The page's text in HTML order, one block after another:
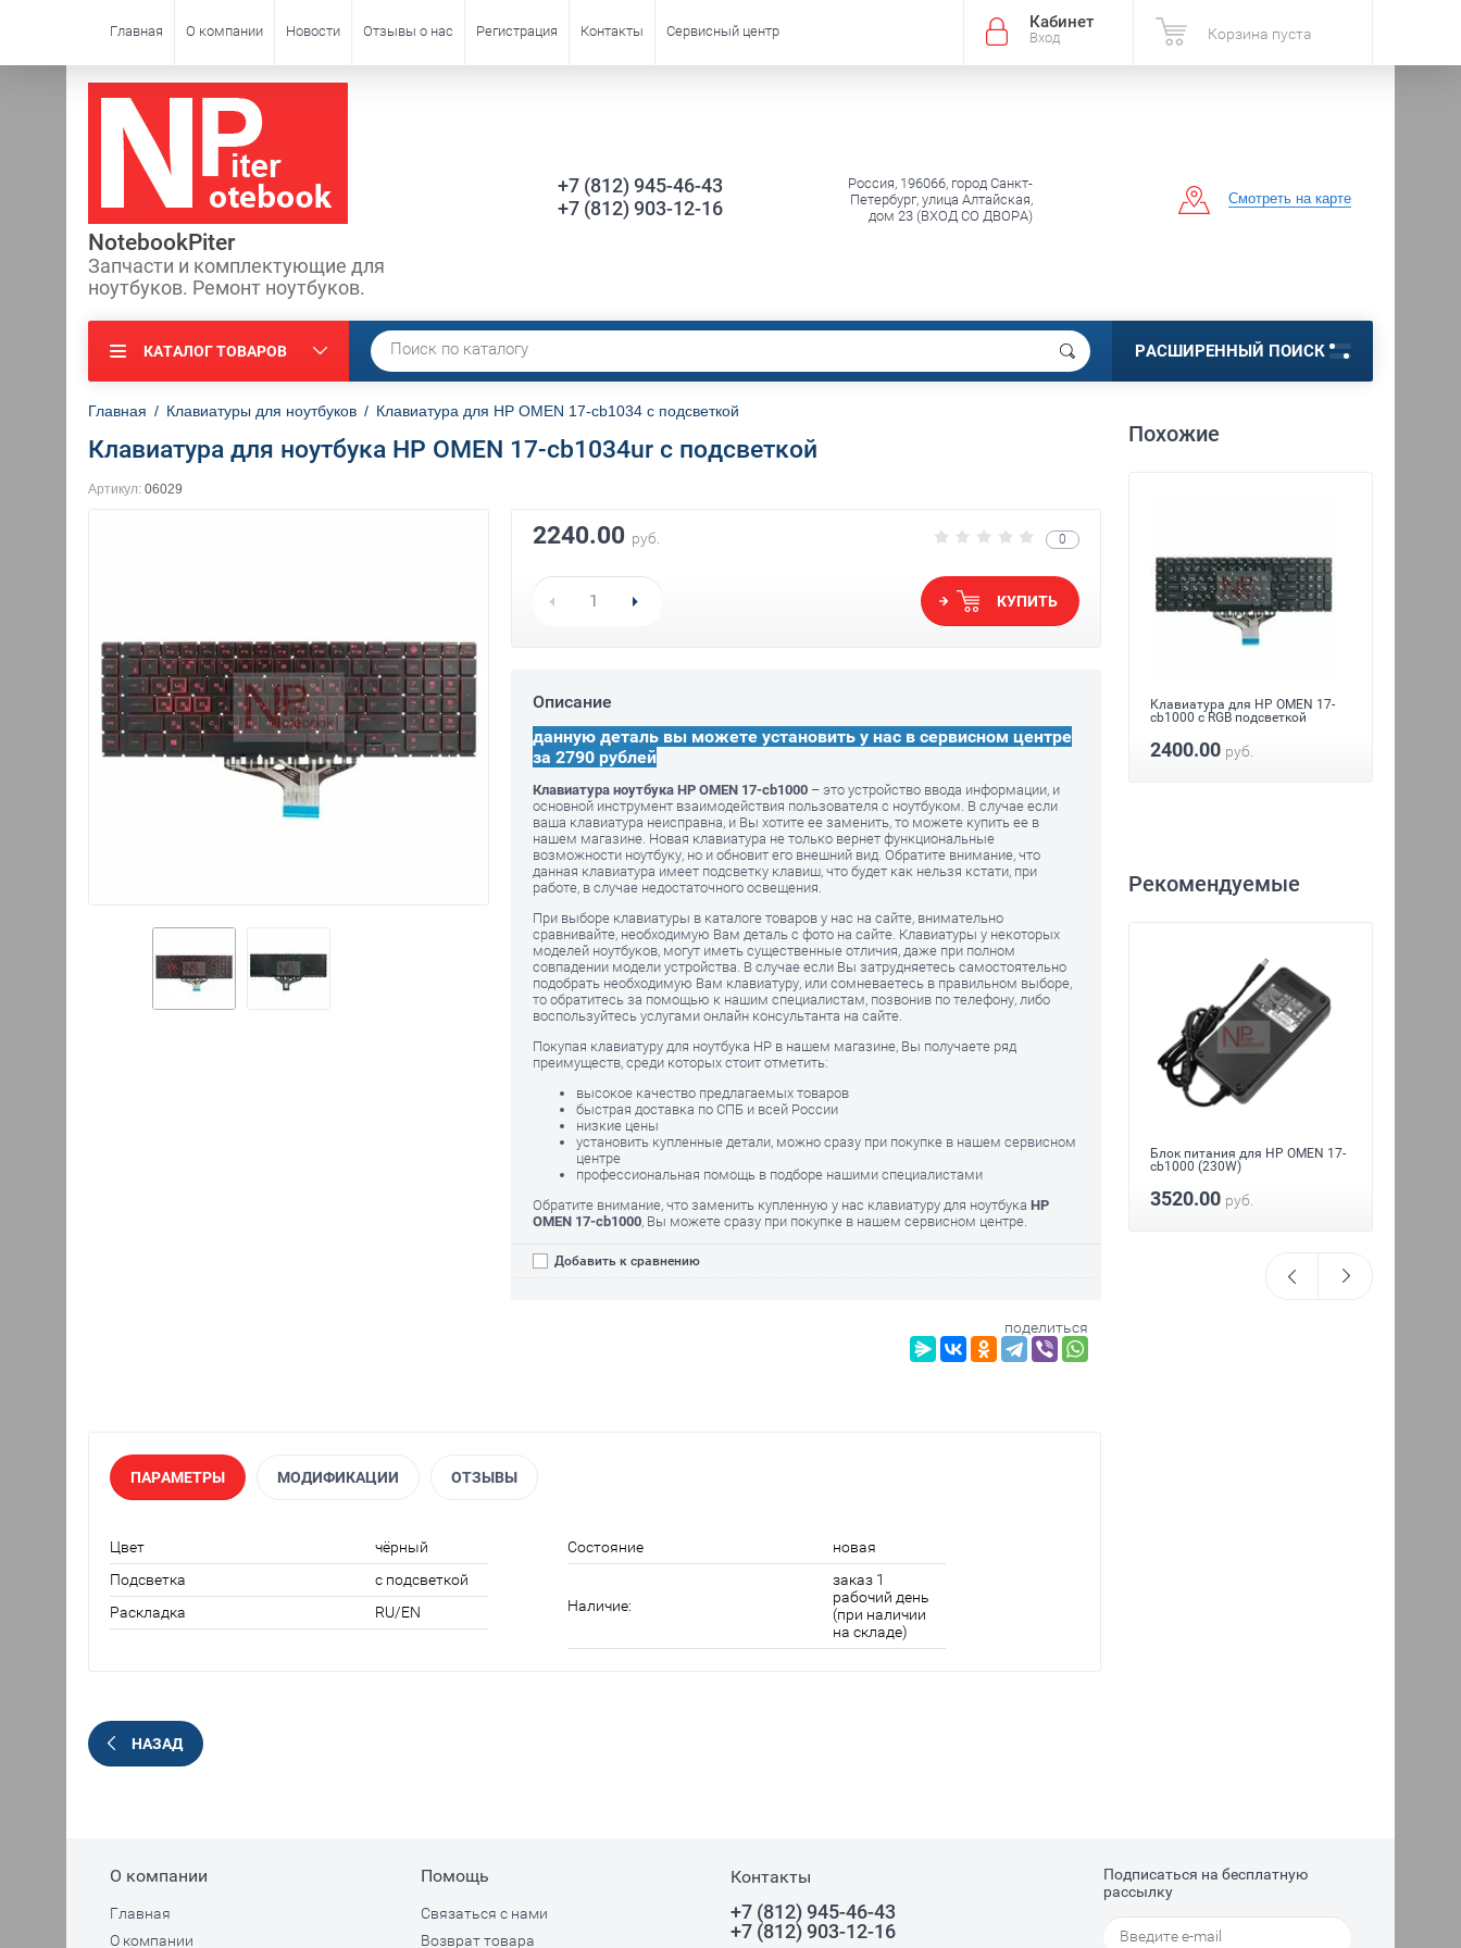
Кабинет
Вход Корзина пуста
Главная О компании Новости Отзывы о нас Регистрация Контакты Сервисный центр
NotebookPiter
Запчасти и комплектующие для
ноутбуков. Ремонт ноутбуков.
+7 (812) 945-46-43
+7 (812) 903-12-16
Россия, 196066, город Санкт-
Петербург, улица Алтайская,
дом 23 (ВХОД СО ДВОРА)
Смотреть на карте
КАТАЛОГ ТОВАРОВ РАСШИРЕННЫЙ ПОИСК
Похожие
2400.00 руб. 2400.00 руб.
Клавиатура для HP OMEN 17-
cb1000 с RGB подсветкой
2400.00 руб.
Рекомендуемые
Блок питания для HP OMEN 17-
3520.00 руб.
Аккумулятор для HP OMEN 17-
2400.00 руб.
Блок питания для HP OMEN 17-
cb1000 (230W)
3520.00 руб.
Главная / Клавиатуры для ноутбуков / Клавиатура для HP OMEN 17-cb1034 с подсветкой
Клавиатура для ноутбука HP OMEN 17-cb1034ur с подсветкой
Артикул: 06029
0
2240.00 руб.
КУПИТЬ
Описание
данную деталь вы можете установить у нас в сервисном центре
за 2790 рублей
Клавиатура ноутбука HP OMEN 17-cb1000 – это устройство ввода информации, и
основной инструмент взаимодействия пользователя с ноутбуком. В случае если
ваша клавиатура неисправна, и Вы хотите ее заменить, то можете купить ее в
нашем магазине. Новая клавиатура не только вернет функциональные
возможности ноутбуку, но и обновит его внешний вид. Обратите внимание, что
данная клавиатура имеет подсветку клавиш, что будет как нельзя кстати, при
работе, в случае недостаточного освещения.
При выборе клавиатуры в каталоге товаров у нас на сайте, внимательно
сравнивайте, необходимую Вам деталь с фото на сайте. Клавиатуры у некоторых
моделей ноутбуков, могут иметь существенные отличия, даже при полном
совпадении модели устройства. В случае если Вы затрудняетесь самостоятельно
подобрать необходимую Вам клавиатуру, или сомневаетесь в правильном выборе,
то обратитесь за помощью к нашим специалистам, позвонив по телефону, либо
воспользуйтесь услугами онлайн консультанта на сайте.
Покупая клавиатуру для ноутбука HP в нашем магазине, Вы получаете ряд
преимуществ, среди которых стоит отметить:
высокое качество предлагаемых товаров
быстрая доставка по СПБ и всей России
низкие цены
установить купленные детали, можно сразу при покупке в нашем сервисном
центре
профессиональная помощь в подборе нашими специалистами
Обратите внимание, что заменить купленную у нас клавиатуру для ноутбука HP
OMEN 17-cb1000, Вы можете сразу при покупке в нашем сервисном центре.
Добавить к сравнению
поделиться
ПАРАМЕТРЫ МОДИФИКАЦИИ ОТЗЫВЫ
Цвет
чёрный
Подсветка
с подсветкой
Раскладка
RU/EN
Состояние новая
Наличие:
заказ 1
рабочий день
(при наличии
на складе)
НАЗАД
О компании
Главная
О компании
Помощь
Связаться с нами
Возврат товара
Контакты
+7 (812) 945-46-43
+7 (812) 903-12-16
Подписаться на бесплатную
рассылку